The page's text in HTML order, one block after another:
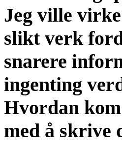
Jeg ville
slikt verk
snarere
ingenting
Hvordan kom
med å skrive